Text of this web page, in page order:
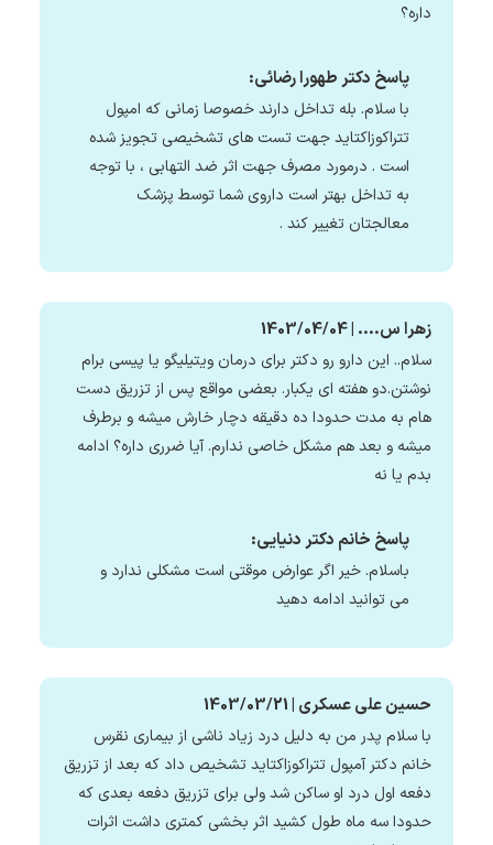
داره؟
پاسخ دکتر طهورا رضائی:
با سلام. بله تداخل دارند خصوصا زمانی که امپول
تتراکوزاکتاید جهت تست های تشخیصی تجویز شده
است . درمورد مصرف جهت اثر ضد التهابی ، با توجه
به تداخل بهتر است داروی شما توسط پزشک
معالجتان تغییر کند .
زهرا س.... | 1403/04/04
سلام.. این دارو رو دکتر برای درمان ویتیلیگو یا پیسی برام
نوشتن.دو هفته ای یکبار. بعضی مواقع پس از تزریق دست
هام به مدت حدودا ده دقیقه دچار خارش میشه و برطرف
میشه و بعد هم مشکل خاصی ندارم. آیا ضرری داره؟ ادامه
بدم یا نه
پاسخ خانم دکتر دنیایی:
باسلام. خیر اگر عوارض موقتی است مشکلی ندارد و
می توانید ادامه دهید
حسین علی عسکری | 1403/03/21
با سلام پدر من به دلیل درد زیاد ناشی از بیماری نقرس
خانم دکتر آمپول تتراکوزاکتاید تشخیص داد که بعد از تزریق
دفعه اول درد او ساکن شد ولی برای تزریق دفعه بعدی که
حدودا سه ماه طول کشید اثر بخشی کمتری داشت اثرات